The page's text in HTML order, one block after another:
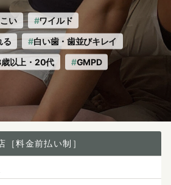
い
ワイルド
る
白い歯・歯並びキレイ
以上・20代 GMPD
［料金前払い制］
不具合について